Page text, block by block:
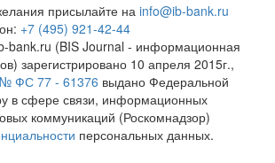
присылайте на info@ib-bank.ru
+7 (495) 921-42-44
bank.ru (BIS Journal - информационная
зарегистрировано 10 апреля 2015г.,
№ ФС 77 - 61376 выдано Федеральной
в сфере связи, информационных
коммуникаций (Роскомнадзор)
персональных данных.